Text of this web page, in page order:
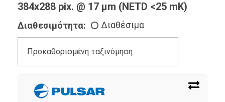
384x288 pix. @ 17 µm (NETD <25 mK)
Διαθεσιμότητα: Διαθέσιμα